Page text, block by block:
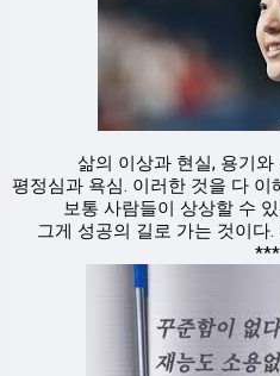
삶의 이상과 현실, 용기
평정심과 욕심. 이러한 것을 다
보통 사람들이 상상할 수
그게 성공의 길로 가는 것이다
***